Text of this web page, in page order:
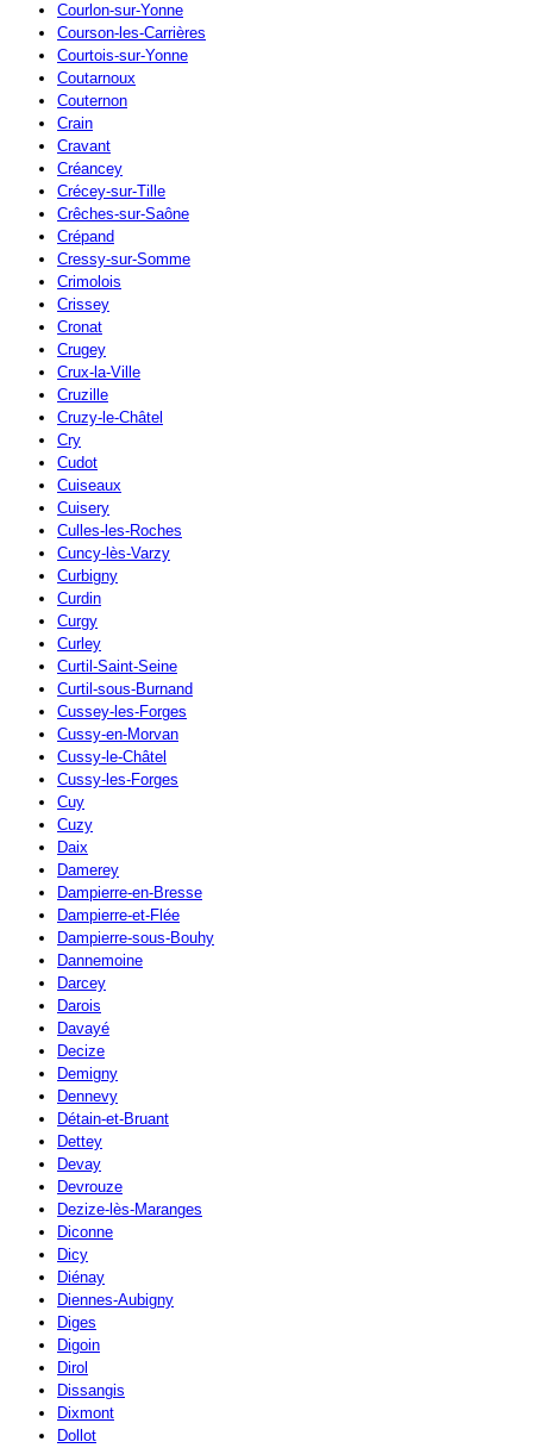
Courlon-sur-Yonne
Courson-les-Carrières
Courtois-sur-Yonne
Coutarnoux
Couternon
Crain
Cravant
Créancey
Crécey-sur-Tille
Crêches-sur-Saône
Crépand
Cressy-sur-Somme
Crimolois
Crissey
Cronat
Crugey
Crux-la-Ville
Cruzille
Cruzy-le-Châtel
Cry
Cudot
Cuiseaux
Cuisery
Culles-les-Roches
Cuncy-lès-Varzy
Curbigny
Curdin
Curgy
Curley
Curtil-Saint-Seine
Curtil-sous-Burnand
Cussey-les-Forges
Cussy-en-Morvan
Cussy-le-Châtel
Cussy-les-Forges
Cuy
Cuzy
Daix
Damerey
Dampierre-en-Bresse
Dampierre-et-Flée
Dampierre-sous-Bouhy
Dannemoine
Darcey
Darois
Davayé
Decize
Demigny
Dennevy
Détain-et-Bruant
Dettey
Devay
Devrouze
Dezize-lès-Maranges
Diconne
Dicy
Diénay
Diennes-Aubigny
Diges
Digoin
Dirol
Dissangis
Dixmont
Dollot